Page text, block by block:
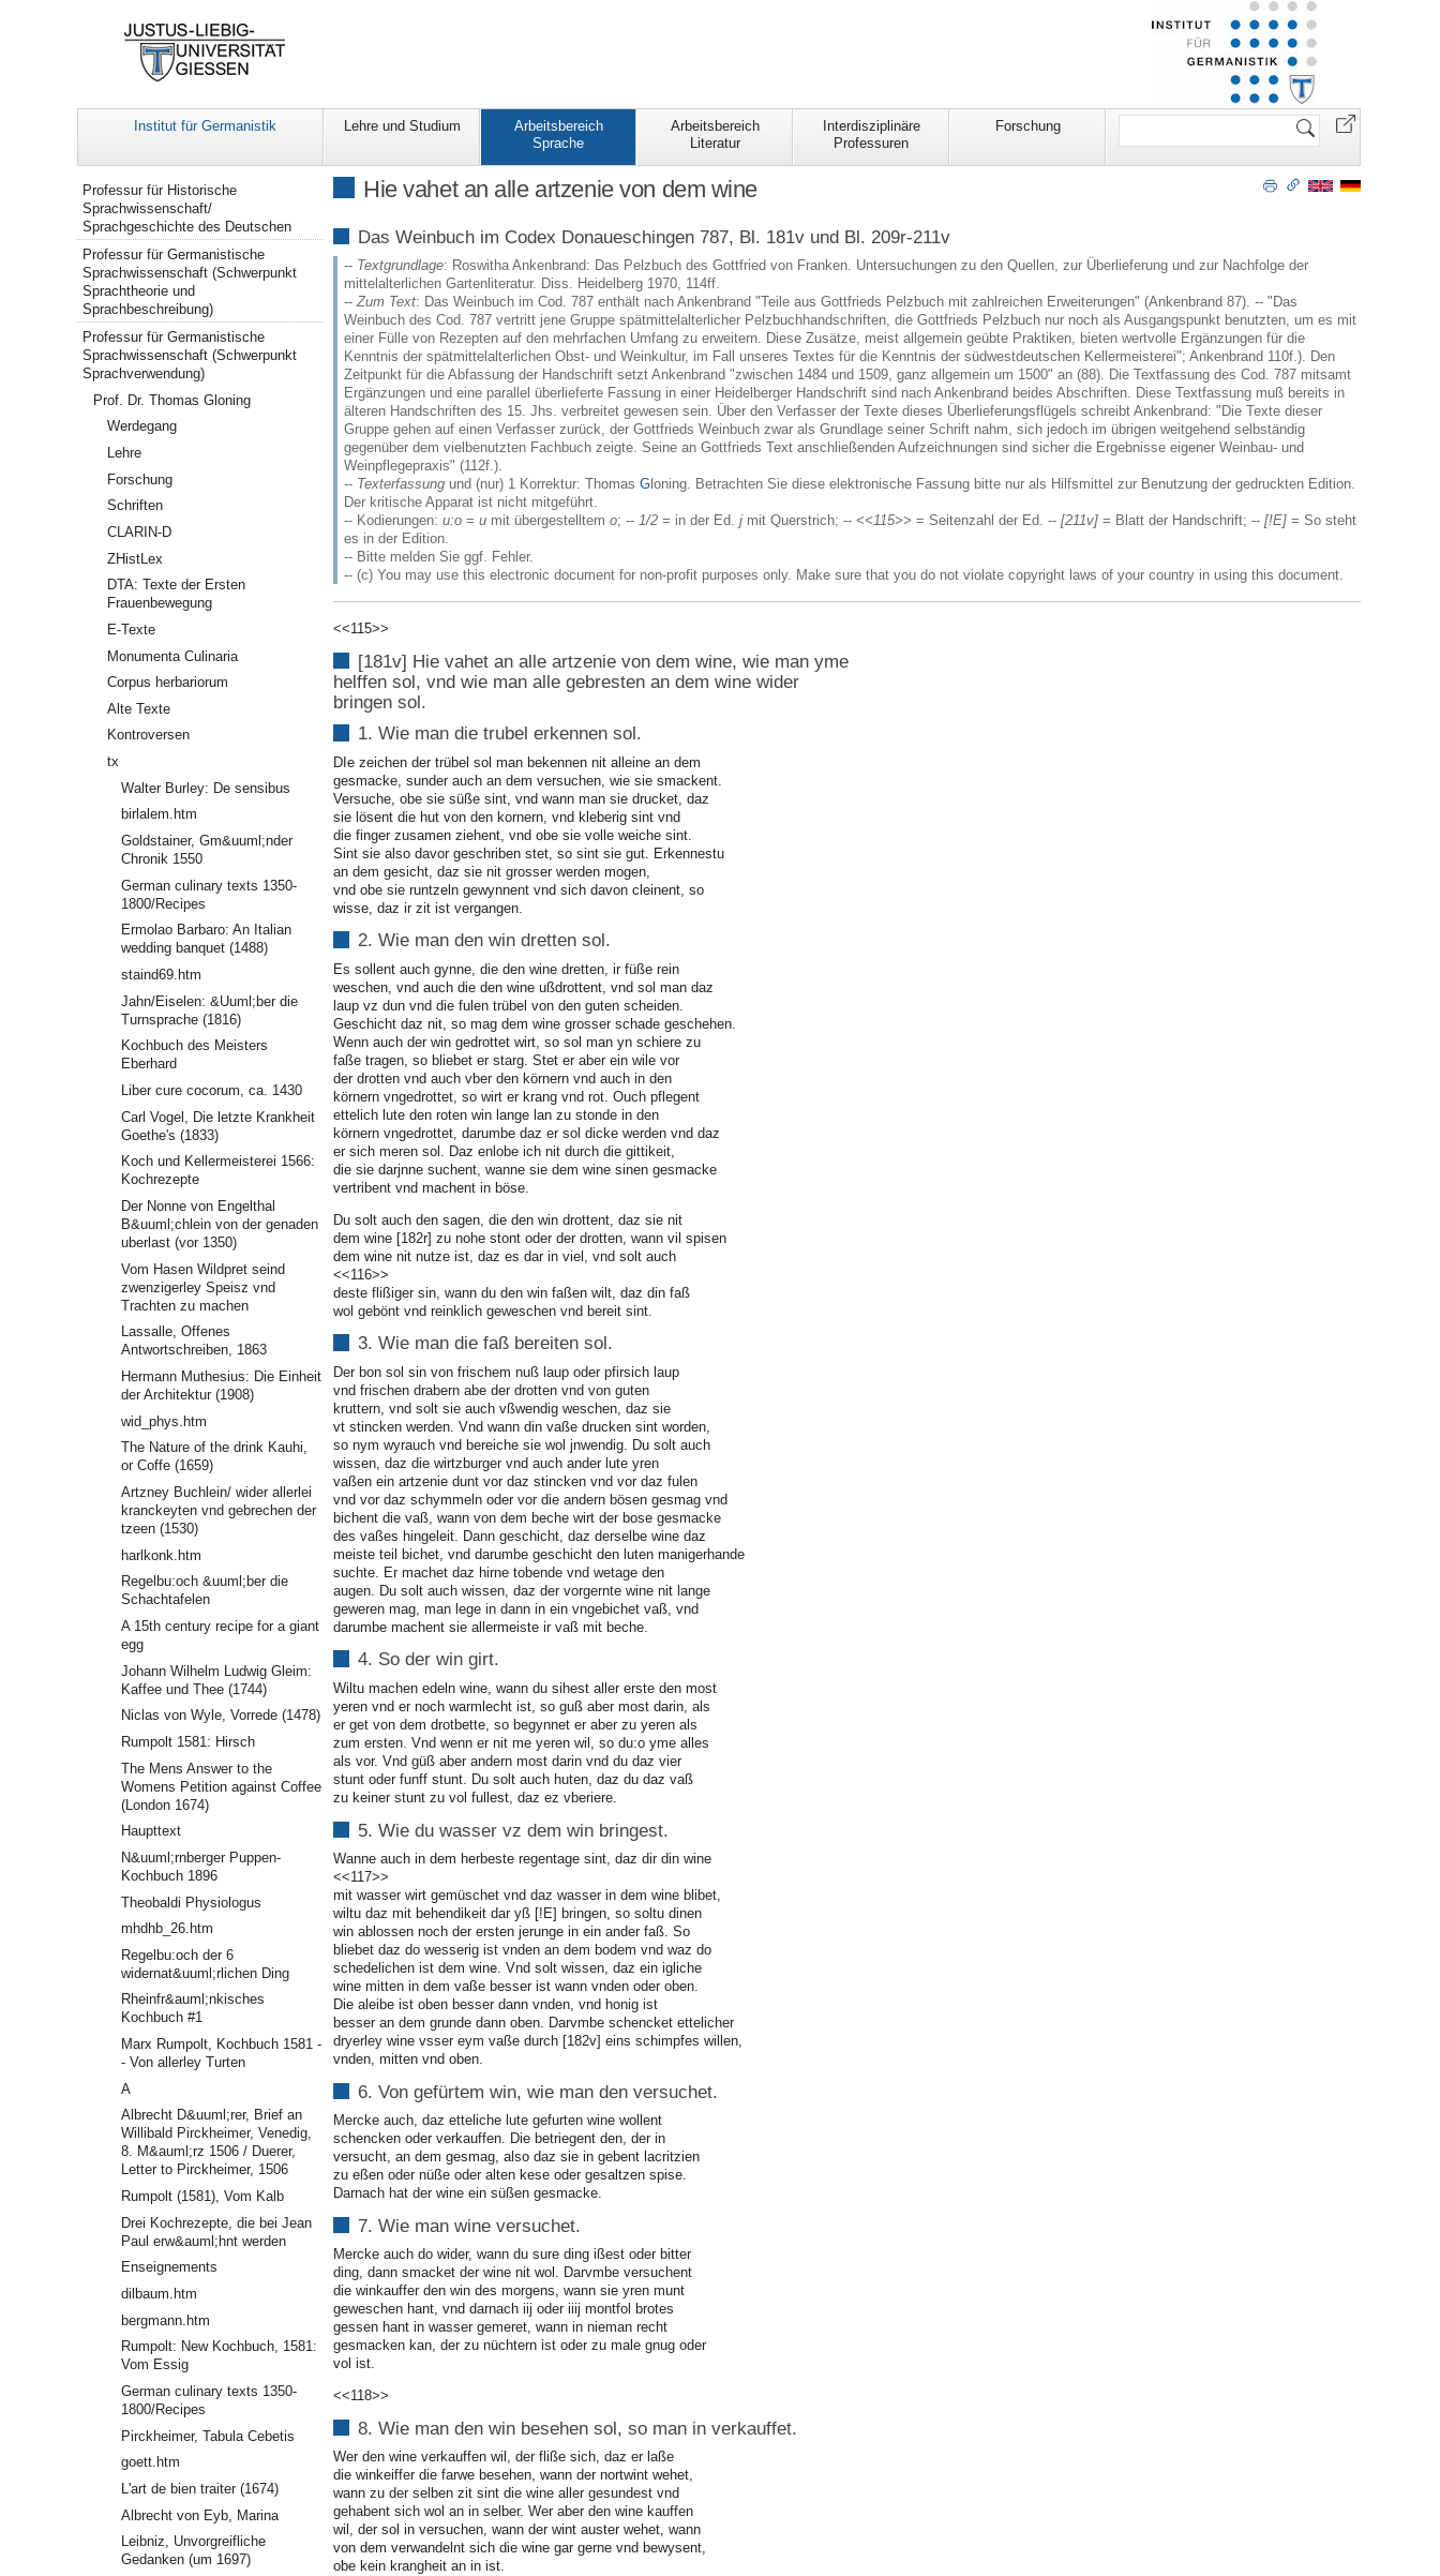
Institut für Germanistik Lehre und Studium
Arbeitsbereich
Sprache
Arbeitsbereich
Literatur
Interdisziplinäre
Professuren
Forschung
Website
Hie vahet an alle artzenie von dem wine
Das Weinbuch im Codex Donaueschingen 787, Bl. 181v und Bl. 209r-211v
-- Textgrundlage: Roswitha Ankenbrand: Das Pelzbuch des Gottfried von Franken. Untersuchungen zu den Quellen, zur Überlieferung und zur Nachfolge der
mittelalterlichen Gartenliteratur. Diss. Heidelberg 1970, 114ff.
--Zum Text: Das Weinbuch im Cod. 787 enthält nach Ankenbrand "Teile aus Gottfrieds Pelzbuch mit zahlreichen Erweiterungen" (Ankenbrand 87). -- "Das
Weinbuch des Cod. 787 vertritt jene Gruppe spätmittelalterlicher Pelzbuchhandschriften, die Gottfrieds Pelzbuch nur noch als Ausgangspunkt benutzten, um es mit
einer Fülle von Rezepten auf den mehrfachen Umfang zu erweitern. Diese Zusätze, meist allgemein geübte Praktiken, bieten wertvolle Ergänzungen für die
Kenntnis der spätmittelalterlichen Obst- und Weinkultur, im Fall unseres Textes für die Kenntnis der südwestdeutschen Kellermeisterei"; Ankenbrand 110f.). Den
Zeitpunkt für die Abfassung der Handschrift setzt Ankenbrand "zwischen 1484 und 1509, ganz allgemein um 1500" an (88). Die Textfassung des Cod. 787 mitsamt
Ergänzungen und eine parallel überlieferte Fassung in einer Heidelberger Handschrift sind nach Ankenbrand beides Abschriften. Diese Textfassung muß bereits in
älteren Handschriften des 15. Jhs. verbreitet gewesen sein. Über den Verfasser der Texte dieses Überlieferungsflügels schreibt Ankenbrand: "Die Texte dieser
Gruppe gehen auf einen Verfasser zurück, der Gottfrieds Weinbuch zwar als Grundlage seiner Schrift nahm, sich jedoch im übrigen weitgehend selbständig
gegenüber dem vielbenutzten Fachbuch zeigte. Seine an Gottfrieds Text anschließenden Aufzeichnungen sind sicher die Ergebnisse eigener Weinbau- und
Weinpflegepraxis" (112f.).
-- Texterfassung und (nur) 1 Korrektur: ThomasG loning. Betrachten Sie diese elektronische Fassung bitte nur als Hilfsmittel zur Benutzung der gedruckten Edition.
Der kritische Apparat ist nicht mitgeführt.
-- Kodierungen:u:o =u mit übergestelltemo; --1/2 = in der Ed.j mit Querstrich; --<<115>> = Seitenzahl der Ed. --[211v] = Blatt der Handschrift; --[!E] = So steht
es in der Edition.
-- Bitte melden Sie ggf. Fehler.
-- (c) You may use this electronic document for non-profit purposes only. Make sure that you do not violate copyright laws of your country in using this document.
<<115>>
[181v] Hie vahet an alle artzenie von dem wine, wie man yme
helffen sol, vnd wie man alle gebresten an dem wine wider
bringen sol.
1. Wie man die trubel erkennen sol.
DIe zeichen der trübel sol man bekennen nit alleine an dem
gesmacke, sunder auch an dem versuchen, wie sie smackent.
Versuche, obe sie süße sint, vnd wann man sie drucket, daz
sie lösent die hut von den kornern, vnd kleberig sint vnd
die finger zusamen ziehent, vnd obe sie volle weiche sint.
Sint sie also davor geschriben stet, so sint sie gut. Erkennestu
an dem gesicht, daz sie nit grosser werden mogen,
vnd obe sie runtzeln gewynnent vnd sich davon cleinent, so
wisse, daz ir zit ist vergangen.
2. Wie man den win dretten sol.
Es sollent auch gynne, die den wine dretten, ir füße rein
weschen, vnd auch die den wine ußdrottent, vnd sol man daz
laup vz dun vnd die fulen trübel von den guten scheiden.
Geschicht daz nit, so mag dem wine grosser schade geschehen.
Wenn auch der win gedrottet wirt, so sol man yn schiere zu
faße tragen, so bliebet er starg. Stet er aber ein wile vor
der drotten vnd auch vber den körnern vnd auch in den
körnern vngedrottet, so wirt er krang vnd rot. Ouch pflegent
ettelich lute den roten win lange lan zu stonde in den
körnern vngedrottet, darumbe daz er sol dicke werden vnd daz
er sich meren sol. Daz enlobe ich nit durch die gittikeit,
die sie darjnne suchent, wanne sie dem wine sinen gesmacke
vertribent vnd machent in böse.
Du solt auch den sagen, die den win drottent, daz sie nit
dem wine [182r] zu nohe stont oder der drotten, wann vil spisen
dem wine nit nutze ist, daz es dar in viel, vnd solt auch
<<116>>
deste flißiger sin, wann du den win faßen wilt, daz din faß
wol gebönt vnd reinklich geweschen vnd bereit sint.
3. Wie man die faß bereiten sol.
Der bon sol sin von frischem nuß laup oder pfirsich laup
vnd frischen drabern abe der drotten vnd von guten
kruttern, vnd solt sie auch vßwendig weschen, daz sie
vt stincken werden. Vnd wann din vaße drucken sint worden,
so nym wyrauch vnd bereiche sie wol jnwendig. Du solt auch
wissen, daz die wirtzburger vnd auch ander lute yren
vaßen ein artzenie dunt vor daz stincken vnd vor daz fulen
vnd vor daz schymmeln oder vor die andern bösen gesmag vnd
bichent die vaß, wann von dem beche wirt der bose gesmacke
des vaßes hingeleit. Dann geschicht, daz derselbe wine daz
meiste teil bichet, vnd darumbe geschicht den luten manigerhande
suchte. Er machet daz hirne tobende vnd wetage den
augen. Du solt auch wissen, daz der vorgernte wine nit lange
geweren mag, man lege in dann in ein vngebichet vaß, vnd
darumbe machent sie allermeiste ir vaß mit beche.
4. So der win girt.
Wiltu machen edeln wine, wann du sihest aller erste den most
yeren vnd er noch warmlecht ist, so guß aber most darin, als
er get von dem drotbette, so begynnet er aber zu yeren als
zum ersten. Vnd wenn er nit me yeren wil, so du:o yme alles
als vor. Vnd güß aber andern most darin vnd du daz vier
stunt oder funff stunt. Du solt auch huten, daz du daz vaß
zu keiner stunt zu vol fullest, daz ez vberiere.
5. Wie du wasser vz dem win bringest.
Wanne auch in dem herbeste regentage sint, daz dir din wine
<<117>>
mit wasser wirt gemüschet vnd daz wasser in dem wine blibet,
wiltu daz mit behendikeit dar yß [!E] bringen, so soltu dinen
win ablossen noch der ersten jerunge in ein ander faß. So
bliebet daz do wesserig ist vnden an dem bodem vnd waz do
schedelichen ist dem wine. Vnd solt wissen, daz ein igliche
wine mitten in dem vaße besser ist wann vnden oder oben.
Die aleibe ist oben besser dann vnden, vnd honig ist
besser an dem grunde dann oben. Darvmbe schencket ettelicher
dryerley wine vsser eym vaße durch [182v] eins schimpfes willen,
vnden, mitten vnd oben.
6. Von gefürtem win, wie man den versuchet.
Mercke auch, daz etteliche lute gefurten wine wollent
schencken oder verkauffen. Die betriegent den, der in
versucht, an dem gesmag, also daz sie in gebent lacritzien
zu eßen oder nüße oder alten kese oder gesaltzen spise.
Darnach hat der wine ein süßen gesmacke.
7. Wie man wine versuchet.
Mercke auch do wider, wann du sure ding ißest oder bitter
ding, dann smacket der wine nit wol. Darvmbe versuchent
die winkauffer den win des morgens, wann sie yren munt
geweschen hant, vnd darnach iij oder iiij montfol brotes
gessen hant in wasser gemeret, wann in nieman recht
gesmacken kan, der zu nüchtern ist oder zu male gnug oder
vol ist.
<<118>>
8. Wie man den win besehen sol, so man in verkauffet.
Wer den wine verkauffen wil, der fliße sich, daz er laße
die winkeiffer die farwe besehen, wann der nortwint wehet,
wann zu der selben zit sint die wine aller gesundest vnd
gehabent sich wol an in selber. Wer aber den wine kauffen
wil, der sol in versuchen, wann der wint auster wehet, wann
von dem verwandelnt sich die wine gar gerne vnd bewysent,
obe kein krangheit an in ist.
Navigation
Professur für Historische
Sprachwissenschaft/
Sprachgeschichte des Deutschen
Professur für Germanistische
Sprachwissenschaft (Schwerpunkt
Sprachtheorie und
Sprachbeschreibung)
Professur für Germanistische
Sprachwissenschaft (Schwerpunkt
Sprachverwendung)
Prof. Dr. Thomas Gloning
Werdegang
Lehre
Forschung
Schriften
CLARIN-D
ZHistLex
DTA: Texte der Ersten
Frauenbewegung
E-Texte
Monumenta Culinaria
Corpus herbariorum
Alte Texte
Kontroversen
tx
Walter Burley: De sensibus
birlalem.htm
Goldstainer, Gm&uuml;nder
Chronik 1550
German culinary texts 1350-
1800/Recipes
Ermolao Barbaro: An Italian
wedding banquet (1488)
staind69.htm
Jahn/Eiselen: &Uuml;ber die
Turnsprache (1816)
Kochbuch des Meisters
Eberhard
Liber cure cocorum, ca. 1430
Carl Vogel, Die letzte Krankheit
Goethe's (1833)
Koch und Kellermeisterei 1566:
Kochrezepte
Der Nonne von Engelthal
B&uuml;chlein von der genaden
uberlast (vor 1350)
Vom Hasen Wildpret seind
zwenzigerley Speisz vnd
Trachten zu machen
Lassalle, Offenes
Antwortschreiben, 1863
Hermann Muthesius: Die Einheit
der Architektur (1908)
wid_phys.htm
The Nature of the drink Kauhi,
or Coffe (1659)
Artzney Buchlein/ wider allerlei
kranckeyten vnd gebrechen der
tzeen (1530)
harlkonk.htm
Regelbu:och &uuml;ber die
Schachtafelen
A 15th century recipe for a giant
egg
Johann Wilhelm Ludwig Gleim:
Kaffee und Thee (1744)
Niclas von Wyle, Vorrede (1478)
Rumpolt 1581: Hirsch
The Mens Answer to the
Womens Petition against Coffee
(London 1674)
Haupttext
N&uuml;rnberger Puppen-
Kochbuch 1896
Theobaldi Physiologus
mhdhb_26.htm
Regelbu:och der 6
widernat&uuml;rlichen Ding
Rheinfr&auml;nkisches
Kochbuch #1
Marx Rumpolt, Kochbuch 1581 -
- Von allerley Turten
A
Albrecht D&uuml;rer, Brief an
Willibald Pirckheimer, Venedig,
8. M&auml;rz 1506 / Duerer,
Letter to Pirckheimer, 1506
Rumpolt (1581), Vom Kalb
Drei Kochrezepte, die bei Jean
Paul erw&auml;hnt werden
Enseignements
dilbaum.htm
bergmann.htm
Rumpolt: New Kochbuch, 1581:
Vom Essig
German culinary texts 1350-
1800/Recipes
Pirckheimer, Tabula Cebetis
goett.htm
L'art de bien traiter (1674)
Albrecht von Eyb, Marina
Leibniz, Unvorgreifliche
Gedanken (um 1697)